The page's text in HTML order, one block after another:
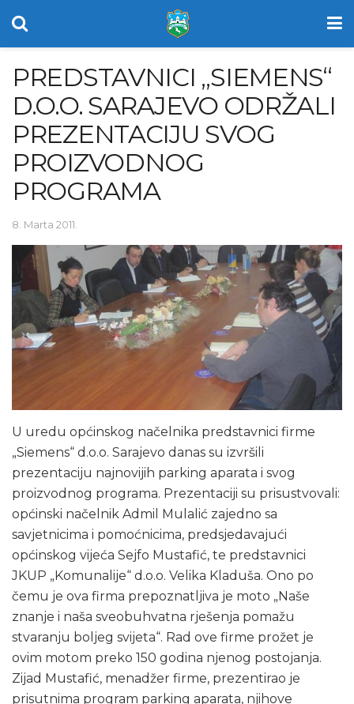
PREDSTAVNICI „SIEMENS“
D.O.O. SARAJEVO ODRŽALI
PREZENTACIJU SVOG
PROIZVODNOG
PROGRAMA
8. Marta 2011.
U uredu općinskog načelnika predstavnici firme
„Siemens“ d.o.o. Sarajevo danas su izvršili
prezentaciju najnovijih parking aparata i svog
proizvodnog programa. Prezentaciji su prisustvovali:
općinski načelnik Admil Mulalić zajedno sa
savjetnicima i pomoćnicima, predsjedavajući
općinskog vijeća Sejfo Mustafić, te predstavnici
JKUP „Komunalije“ d.o.o. Velika Kladuša. Ono po
čemu je ova firma prepoznatljiva je moto „Naše
znanje i naša sveobuhvatna rješenja pomažu
stvaranju boljeg svijeta“. Rad ove firme prožet je
ovim motom preko 150 godina njenog postojanja.
Zijad Mustafić, menadžer firme, prezentirao je
prisutnima program parking aparata, njihove